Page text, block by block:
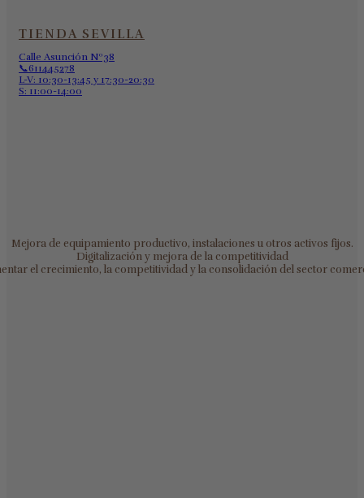
TIENDA SEVILLA
Calle Asunción Nº38
📞611445278
L-V: 10:30-13:45 y 17:30-20:30
S: 11:00-14:00
Mejora de equipamiento productivo, instalaciones u otros activos fijos.
Digitalización y mejora de la competitividad
el crecimiento, la competitividad y la consolidación del sector